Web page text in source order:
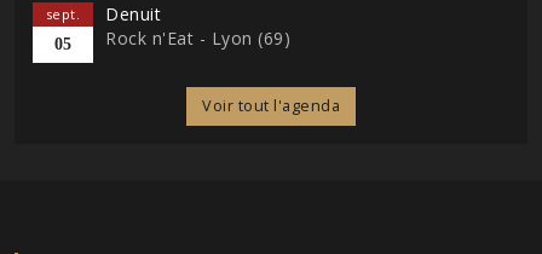
sept.
05
Denuit
Rock n'Eat - Lyon (69)
Voir tout l'agenda